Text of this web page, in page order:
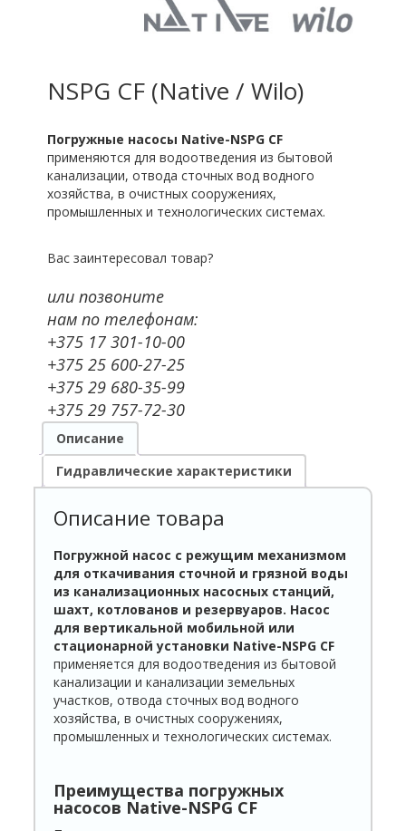
NSPG CF (Native / Wilo)
Погружные насосы Native-NSPG CF
применяются для водоотведения из бытовой
канализации, отвода сточных вод водного
хозяйства, в очистных сооружениях,
промышленных и технологических системах.
Вас заинтересовал товар?
или позвоните
нам по телефонам:
+375 17 301-10-00
+375 25 600-27-25
+375 29 680-35-99
+375 29 757-72-30
Описание
Гидравлические характеристики
Описание товара
Погружной насос с режущим механизмом
для откачивания сточной и грязной воды
из канализационных насосных станций,
шахт, котлованов и резервуаров. Насос
для вертикальной мобильной или
стационарной установки Native-NSPG CF
применяется для водоотведения из бытовой
канализации и канализации земельных
участков, отвода сточных вод водного
хозяйства, в очистных сооружениях,
промышленных и технологических системах.
Преимущества погружных
насосов Native-NSPG CF